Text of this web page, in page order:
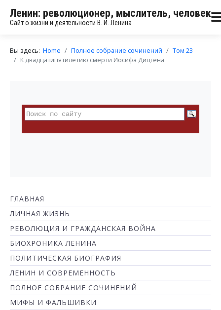
Ленин: революционер, мыслитель, человек
Сайт о жизни и деятельности В. И. Ленина
Вы здесь: Home Полное собрание сочинений
Том 23
К двадцатипятилетию смерти Иосифа Дицгена
ГЛАВНАЯ
ЛИЧНАЯ ЖИЗНЬ
РЕВОЛЮЦИЯ И ГРАЖДАНСКАЯ ВОЙНА
БИОХРОНИКА ЛЕНИНА
ПОЛИТИЧЕСКАЯ БИОГРАФИЯ
ЛЕНИН И СОВРЕМЕННОСТЬ
ПОЛНОЕ СОБРАНИЕ СОЧИНЕНИЙ
МИФЫ И ФАЛЬШИВКИ